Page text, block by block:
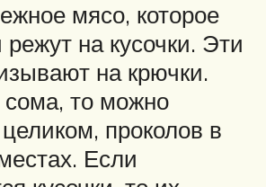
мясо, которое
на кусочки. Эти
на крючки.
то можно
проколов в
Если